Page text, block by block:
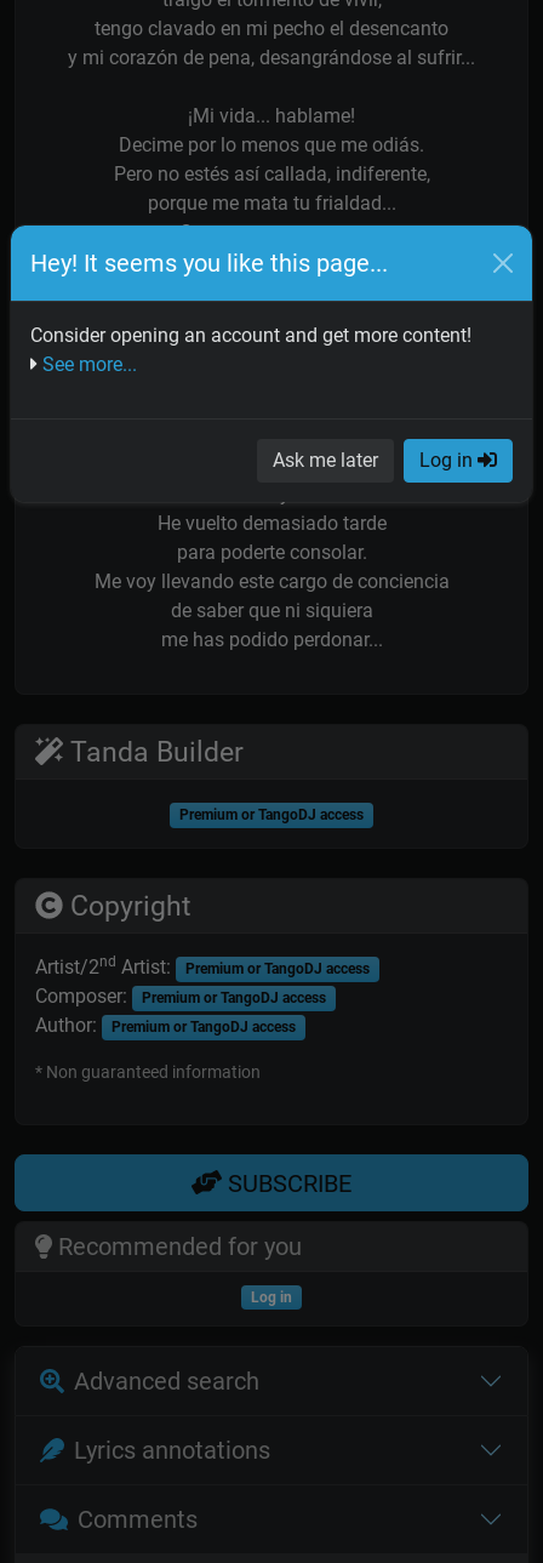
Hey! It seems you like this page...
Consider opening an account and get more content!
See more...
Ask me later Log in
tengo clavado en mi pecho el desencanto
y mi corazón de pena, desangrándose al sufrir...
¡Mi vida... hablame!
Decime por lo menos que me odiás.
Pero no estés así callada, indiferente,
porque me mata tu frialdad...
Contame... tus penas,
vení, no me guardés tanto rencor.
¡Cuánto has sufrido!... Las arrugas dibujadas
En tu rostro son las huellas
He vuelto demasiado tarde
para poderte consolar.
Me voy llevando este cargo de conciencia
de saber que ni siquiera
me has podido perdonar...
Tanda Builder
Premium or TangoDJ access
Copyright
Artist/2nd Artist: Premium or TangoDJ access
Composer: Premium or TangoDJ access
Author: Premium or TangoDJ access
* Non guaranteed information
SUBSCRIBE
Recommended for you
Log in
Advanced search
Lyrics annotations
Comments